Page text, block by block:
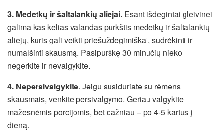
3. Medetkų ir šaltalankių aliejai. Esant išdegintai gleivinei
galima kas kelias valandas purkštis medetkų ir šaltalankių
aliejų, kuris gali veikti priešuždegimiškai, sudrėkinti ir
numalšinti skausmą. Pasipurškę 30 minučių nieko
negerkite ir nevalgykite.
4. Nepersivalgykite. Jeigu susiduriate su rėmens
skausmais, venkite persivalgymo. Geriau valgykite
mažesnėmis porcijomis, bet dažniau – po 4-5 kartus į
dieną.